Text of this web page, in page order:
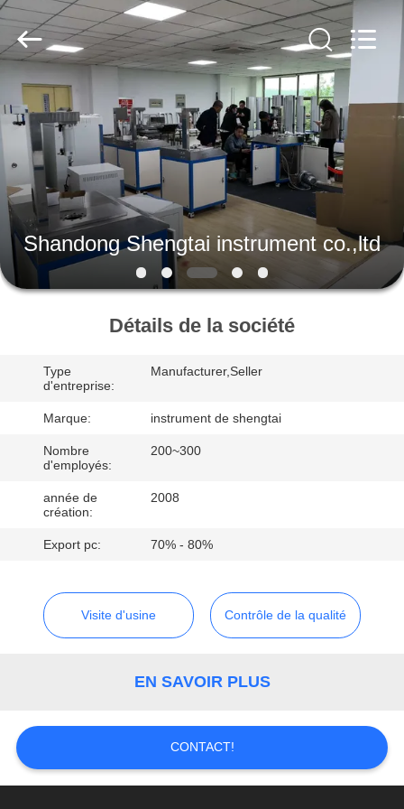
MAISON
PRODUITS
AU
SUJET
DE
NOUS
D'USINE
CONTRÔLE
QUALITÉ
CONTACTEZ-
NOUS
DEMANDEZ
PLAN
DU
2026
Shandong
Shengtai
instrument
co.,ltd.
All
Reserved.
Shandong Shengtai instrument co.,ltd
Détails de la société
Type
d'entreprise:
Manufacturer,Seller
Marque: instrument de shengtai
Nombre
d'employés:
200~300
année de
création:
2008
Export pc: 70% - 80%
Visite d'usine Contrôle de la qualité
EN SAVOIR PLUS
CONTACT!